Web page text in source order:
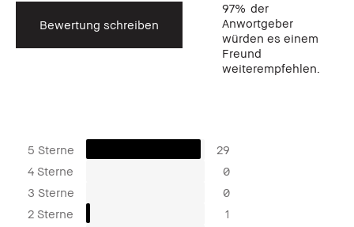
Bewertung schreiben
97% der
Anwortgeber
würden es einem
Freund
weiterempfehlen.
5 Sterne
29
4 Sterne
0
3 Sterne
0
2 Sterne
1